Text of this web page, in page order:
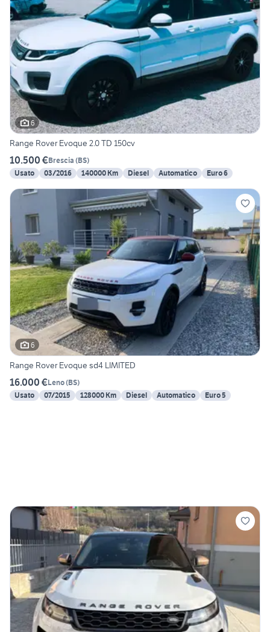
6
Range Rover Evoque 2.0 TD 150cv
10.500 €Brescia (BS)
Usato
03/2016 140000 Km Diesel Automatico Euro 6
6
Range Rover Evoque sd4 LIMITED
16.000 €Leno(BS)
Usato
07/2015 128000 Km Diesel Automatico Euro 5